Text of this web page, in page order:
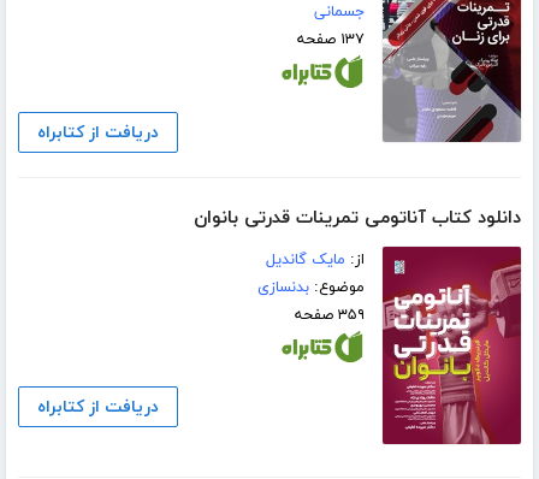
جسمانی
۱۳۷ صفحه
دریافت از کتابراه
دانلود کتاب آناتومی تمرینات قدرتی بانوان
از: مایک گاندیل
موضوع:بدنسازی
۳۵۹ صفحه
دریافت از کتابراه